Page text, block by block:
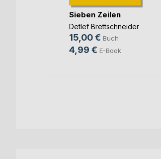
Sieben Zeilen
Detlef Brettschneider
15,00 € Buch
4,99 € E-Book